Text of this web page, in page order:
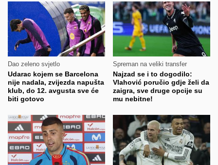
Dao zeleno svjetlo
Udarac kojem se Barcelona
nije nadala, zvijezda napušta
klub, do 12. avgusta sve će
biti gotovo
Spreman na veliki transfer
Najzad se i to dogodilo:
Vlahović poručio gdje želi da
zaigra, sve druge opcije su
mu nebitne!